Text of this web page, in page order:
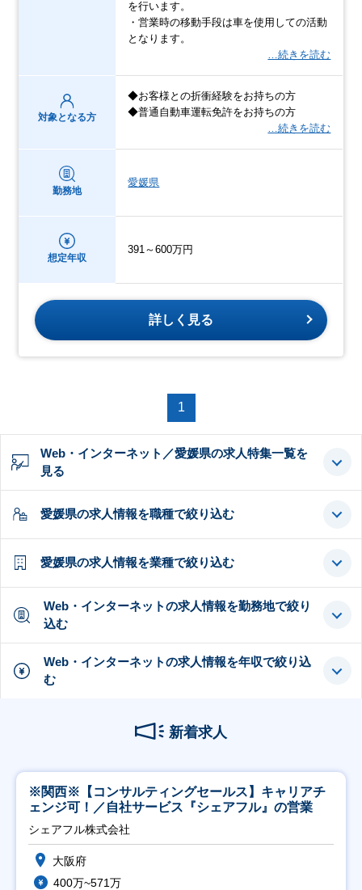
を行います。
・営業時の移動手段は車を使用しての活動
となります。
…続きを読む
対象となる方
◆お客様との折衝経験をお持ちの方
◆普通自動車運転免許をお持ちの方
…続きを読む
勤務地
愛媛県
想定年収
391～600万円
詳しく見る
1
Web・インターネット／愛媛県の求人特集一覧を
見る
愛媛県の求人情報を職種で絞り込む
愛媛県の求人情報を業種で絞り込む
Web・インターネットの求人情報を勤務地で絞り
込む
Web・インターネットの求人情報を年収で絞り込
む
新着求人
※関西※【コンサルティングセールス】キャリアチ
ェンジ可！／自社サービス『シェアフル』の営業
シェアフル株式会社
大阪府
400万~571万